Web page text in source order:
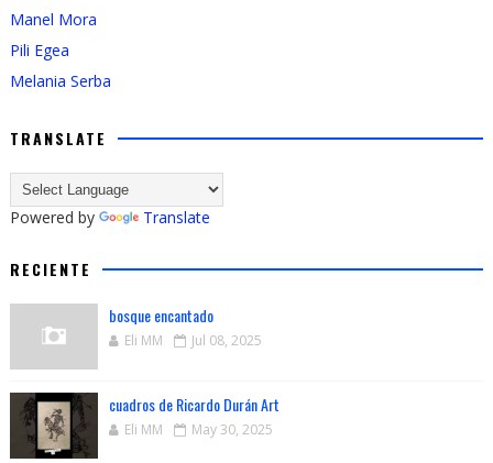
Manel Mora
Pili Egea
Melania Serba
TRANSLATE
Powered by Translate
RECIENTE
bosque encantado
Eli MM Jul 08, 2025
cuadros de Ricardo Durán Art
Eli MM May 30, 2025